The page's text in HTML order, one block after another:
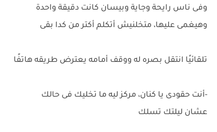
وفى ناس رايحة وجاية وبيسان كانت دقيقة واحدة
وهيغمى عليها، متخلنيش أتكلم أكتر من كدا بقى
تلقائيًا انتقل بصره له ووقف أمامه يعترض طريقه هاتفًا
-أنت حقودى يا كنان، مركز ليه ما تخليك فى حالك
عشان ليلتك تسلك